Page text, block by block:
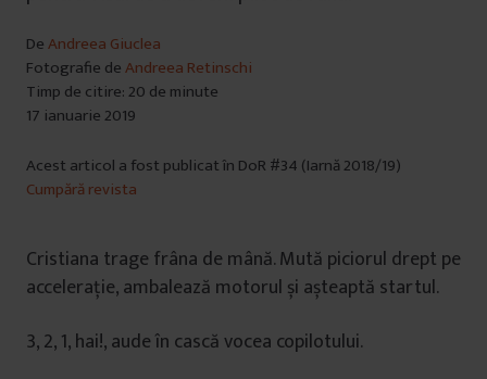
DeAndreea Giuclea
Fotografie deAndreea Retinschi
Timp de citire: 20 de minute
17 ianuarie 2019
Acest articol a fost publicat în DoR #34 (Iarnă 2018/19)
Cumpără revista
Cristiana trage frâna de mână. Mută piciorul drept pe
accelerație, ambalează motorul și așteaptă startul.
3, 2, 1, hai!, aude în cască vocea copilotului.